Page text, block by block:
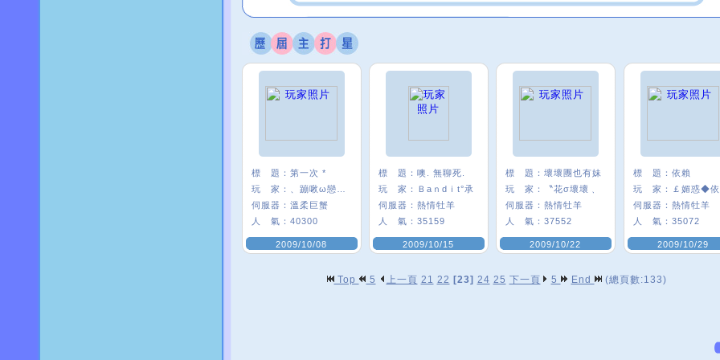
標 題： 第一次 *
玩 家：
伺服器： 溫柔巨蟹
人 氣： 40300
2009/10/08
標 題： 噢. 無聊死.
玩 家：
Ｂaｎdｉt°承
伺服器： 熱情牡羊
人 氣： 35159
2009/10/15
標 題： 壞壞團也有妹
玩 家：
〝花σ壞壞﹑
伺服器： 熱情牡羊
人 氣： 37552
2009/10/22
標 題： 依賴
玩 家：
￡媚惑◆
伺服器： 熱情牡羊
人 氣： 35072
2009/10/29
Top 5 上一頁 21 22 [23] 24 25 下一頁 5 End (總頁數:133)